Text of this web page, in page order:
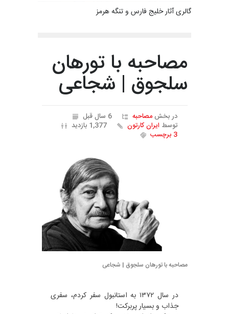
گالری آثار خلیج فارس و تنگه هرمز
مصاحبه با تورهان
سلجوق | شجاعی
در بخشمصاحبه
6 سال قبل
توسط ایران کارتون
1,377 بازدید
3 برچسب
مصاحبه با تورهان سلجوق | شجاعی
در سال ۱۳۷۲ به استانبول سفر کردم، سفری
جذاب و بسیار پربرکت!